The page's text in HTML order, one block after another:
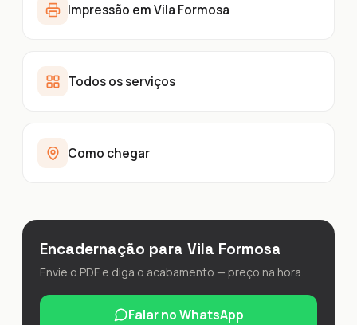
Impressão em Vila Formosa
Todos os serviços
Como chegar
Encadernação para Vila Formosa
Envie o PDF e diga o acabamento — preço na hora.
Falar no WhatsApp